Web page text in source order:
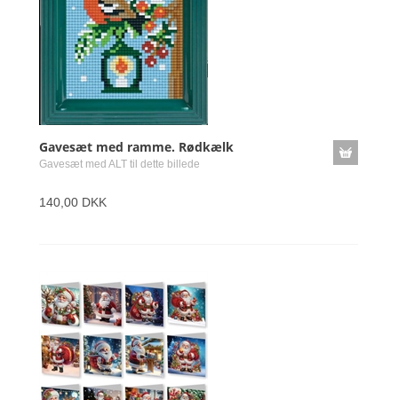
Gavesæt med ramme. Rødkælk
Gavesæt med ALT til dette billede
140,00 DKK